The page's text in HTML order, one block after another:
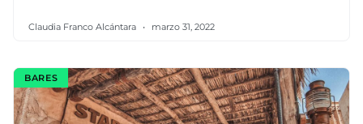
Claudia Franco Alcántara marzo 31, 2022
BARES